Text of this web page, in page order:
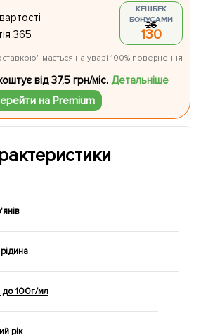
365
КЕШБЕК
БОНУСАМИ
26
130
мається на увазі 100% повернення
від 37,5 грн/міс.Детальніше
на Premium
рідина
до 100г/мл
рік